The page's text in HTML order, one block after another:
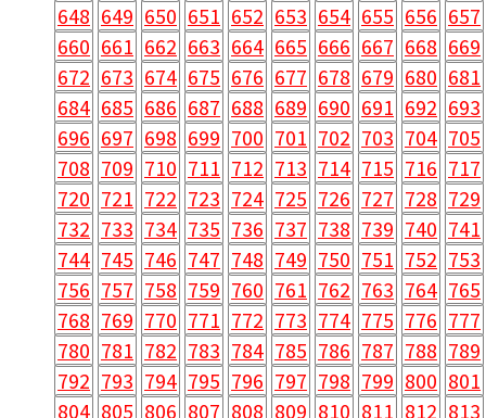
648 649 650 651 652 653 654 655 656 657
660 661 662 663 664 665 666 667 668 669
672 673 674 675 676 677 678 679 680 681
684 685 686 687 688 689 690 691 692 693
696 697 698 699 700 701 702 703 704 705
708 709 710 711 712 713 714 715 716 717
720 721 722 723 724 725 726 727 728 729
732 733 734 735 736 737 738 739 740 741
744 745 746 747 748 749 750 751 752 753
756 757 758 759 760 761 762 763 764 765
768 769 770 771 772 773 774 775 776 777
780 781 782 783 784 785 786 787 788 789
792 793 794 795 796 797 798 799 800 801
804 805 806 807 808 809 810 811 812 813